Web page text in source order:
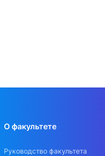
О факультете
Руководство факультета